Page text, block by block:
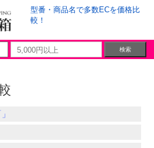
型番・商品名で多数ECを価格比
較！